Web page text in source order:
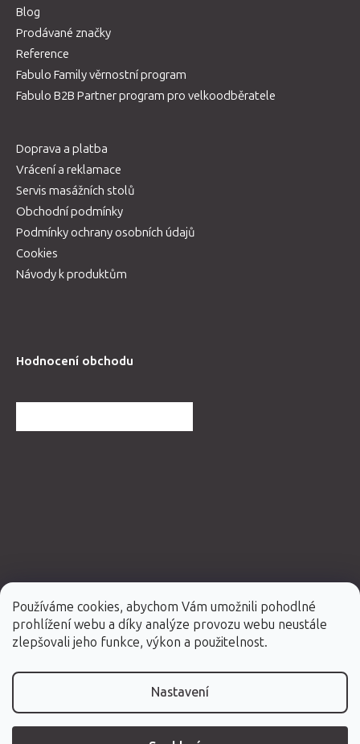
Používáme cookies, abychom Vám umožnili pohodlné
prohlížení webu a díky analýze provozu webu neustále
zlepšovali jeho funkce, výkon a použitelnost.
Nastavení
Blog
Prodávané značky
Reference
Fabulo Family věrnostní program
Fabulo B2B Partner program pro velkoodběratele
Doprava a platba
Vrácení a reklamace
Servis masážních stolů
Obchodní podmínky
Podmínky ochrany osobních údajů
Cookies
Návody k produktům
Hodnocení obchodu
Vytvořil Shoptet Premium